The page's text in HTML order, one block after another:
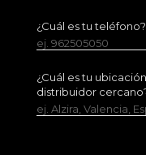
¿Cuál es tu teléfono?
ej. 962505050
¿Cuál es tu
distribuidor
ej. Alzira, Valencia,